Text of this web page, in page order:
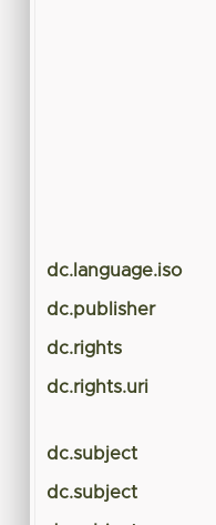
dc.language.iso
dc.publisher
dc.rights
dc.rights.uri
dc.subject
dc.subject